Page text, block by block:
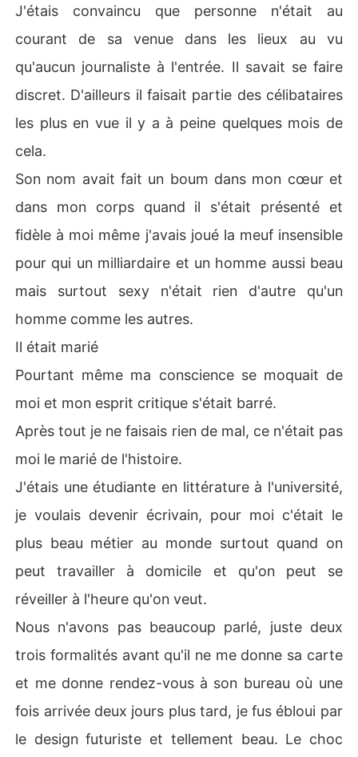
J'étais convaincu que personne n'était au
courant de sa venue dans les lieux au vu
qu'aucun journaliste à l'entrée. Il savait se faire
discret. D'ailleurs il faisait partie des célibataires
les plus en vue il y a à peine quelques mois de
cela.
Son nom avait fait un boum dans mon cœur et
dans mon corps quand il s'était présenté et
fidèle à moi même j'avais joué la meuf insensible
pour qui un milliardaire et un homme aussi beau
mais surtout sexy n'était rien d'autre qu'un
homme comme les autres.
Il était marié
Pourtant même ma conscience se moquait de
moi et mon esprit critique s'était barré.
Après tout je ne faisais rien de mal, ce n'était pas
moi le marié de l'histoire.
J'étais une étudiante en littérature à l'université,
je voulais devenir écrivain, pour moi c'était le
plus beau métier au monde surtout quand on
peut travailler à domicile et qu'on peut se
réveiller à l'heure qu'on veut.
Nous n'avons pas beaucoup parlé, juste deux
trois formalités avant qu'il ne me donne sa carte
et me donne rendez-vous à son bureau où une
fois arrivée deux jours plus tard, je fus ébloui par
le design futuriste et tellement beau. Le choc